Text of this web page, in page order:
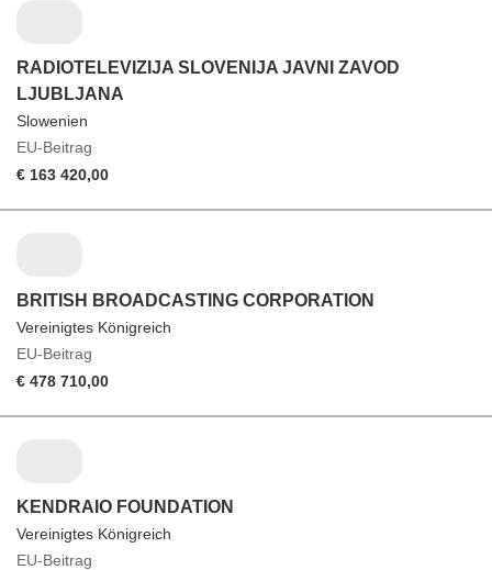
RADIOTELEVIZIJA SLOVENIJA JAVNI ZAVOD
LJUBLJANA
Slowenien
EU-Beitrag
€ 163 420,00
BRITISH BROADCASTING CORPORATION
Vereinigtes Königreich
EU-Beitrag
€ 478 710,00
KENDRAIO FOUNDATION
Vereinigtes Königreich
EU-Beitrag